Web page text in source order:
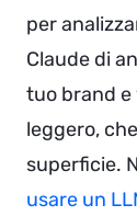
per
Claude di
tuo brand e
leggero,
superficie.
usare un